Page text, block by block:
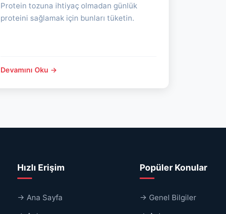
Protein tozuna ihtiyaç olmadan günlük
proteini sağlamak için bunları tüketin.
Devamını Oku →
Hızlı Erişim
→ Ana Sayfa
Popüler Konular
→ Genel Bilgiler